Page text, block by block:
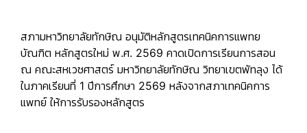
สภามหาวิทยาลัยทักษิณ อนุมัติหลักสูตรเทคนิคการแพทย
บัณฑิต หลักสูตรใหม่ พ.ศ. 2569 คาดเปิดการเรียนการสอน
ณ คณะสหเวชศาสตร์ มหาวิทยาลัยทักษิณ วิทยาเขตพัทลุง ได้
ในภาคเรียนที่ 1 ปีการศึกษา 2569 หลังจากสภาเทคนิคการ
แพทย์ ให้การรับรองหลักสูตร